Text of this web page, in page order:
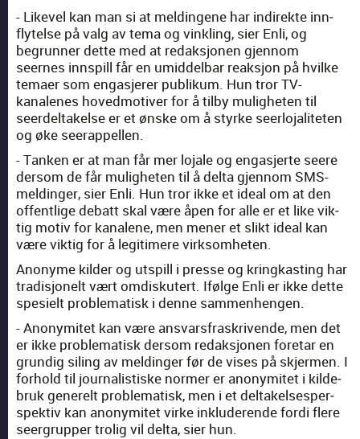
- Likev­el kan man si at meldin­gene har indi­rek­te inn­
fly­telse på valg av tema og vin­kling, sier Enli, og
begrun­ner dette med at redak­sjo­nen gjen­nom
seernes inn­spill får en umid­del­bar reak­sjon på hvilke
temaer som engas­jer­er pub­likum. Hun tror TV-
kanalenes hov­ed­mo­tiv­er for å til­by muligheten til
seerdeltakelse er et ønske om å styrke seer­lo­jaliteten
og øke seer­ap­pellen.
- Tanken er at man får mer lojale og engas­jerte seere
der­som de får muligheten til å delta gjen­nom SMS-
meldinger, sier Enli. Hun tror ikke et ide­al om at den
offentlige debatt skal være åpen for alle er et like vik­
tig motiv for kana­lene, men men­er et slikt ide­al kan
være vik­tig for å legit­imere virk­somheten.
Anonyme kilder og utspill i presse og kringkast­ing har
tradis­jonelt vært omdiskutert. Ifølge Enli er ikke dette
spe­sielt prob­lema­tisk i denne sam­men­hen­gen.
- Anonymitet kan være ans­vars­fraskrivende, men det
er ikke prob­lema­tisk der­som redak­sjo­nen fore­tar en
grundig sil­ing av meldinger før de vis­es på skjer­men. I
forhold til jour­nal­is­tiske normer er anonymitet i kilde­
bruk generelt prob­lema­tisk, men i et deltakelses­per­
spek­tiv kan anonymitet virke inklud­erende for­di flere
seer­grup­per trolig vil delta, sier hun.